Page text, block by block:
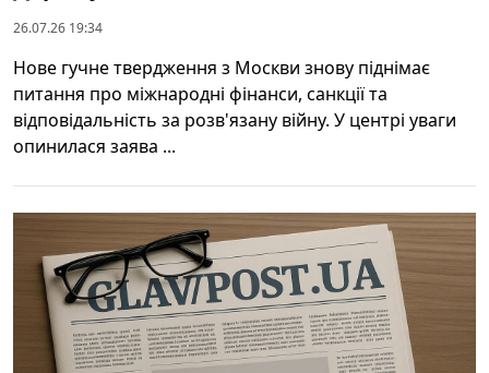
26.07.26 19:34
Нове гучне твердження з Москви знову піднімає
питання про міжнародні фінанси, санкції та
відповідальність за розв'язану війну. У центрі уваги
опинилася заява ...